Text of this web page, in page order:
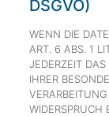
DSGVO)
WENN DIE
ART. 6 ABS. 1
JEDERZEIT
IHRER
WIDERSPRUCH